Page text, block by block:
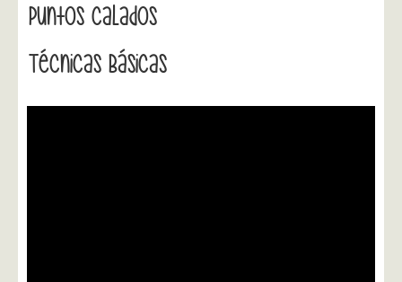
Puntos Calados
Técnicas Básicas